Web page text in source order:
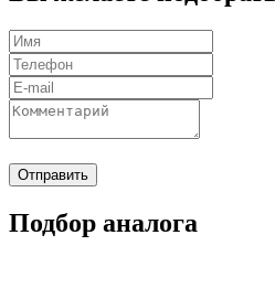
Отправить
Подбор аналога